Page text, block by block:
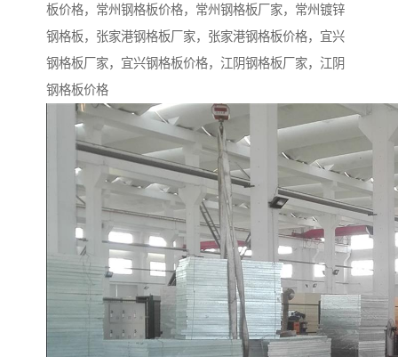
板价格，常州钢格板价格，常州钢格板厂家，常州镀锌
钢格板，张家港钢格板厂家，张家港钢格板价格，宜兴
钢格板厂家，宜兴钢格板价格，江阴钢格板厂家，江阴
钢格板价格